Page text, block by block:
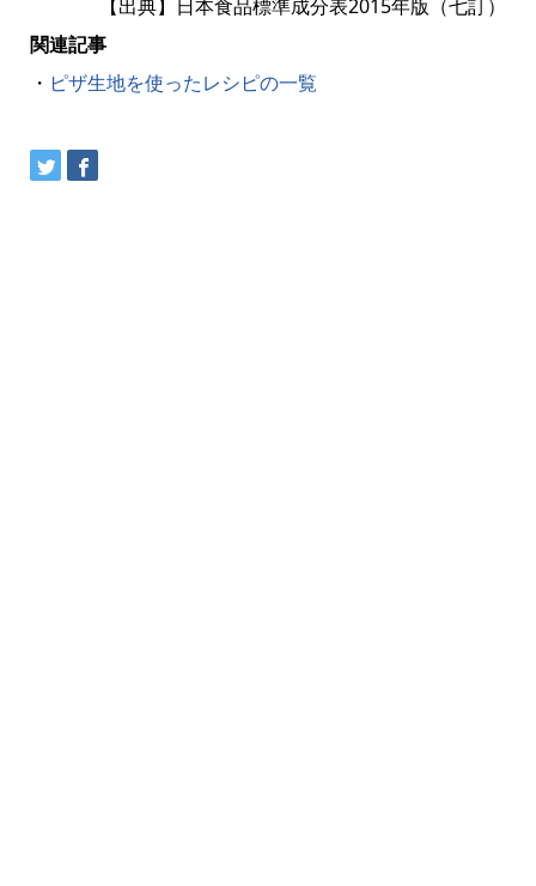
【出典】日本食品標準成分表2015年版（七訂）
関連記事
・ ピザ生地を使ったレシピの一覧